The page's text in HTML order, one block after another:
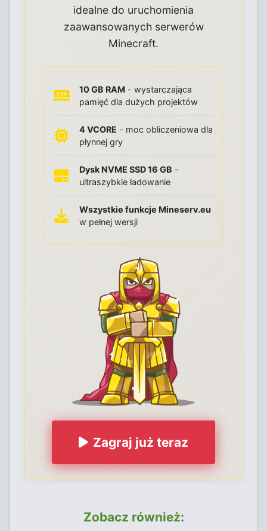
idealne do uruchomienia
zaawansowanych serwerów
Minecraft.
10 GB RAM - wystarczająca
pamięć dla dużych projektów
4 VCORE - moc obliczeniowa dla
płynnej gry
Dysk NVME SSD 16 GB -
ultraszybkie ładowanie
Wszystkie funkcje Mineserv.eu
w pełnej wersji
Zagraj już teraz
Zobacz również: